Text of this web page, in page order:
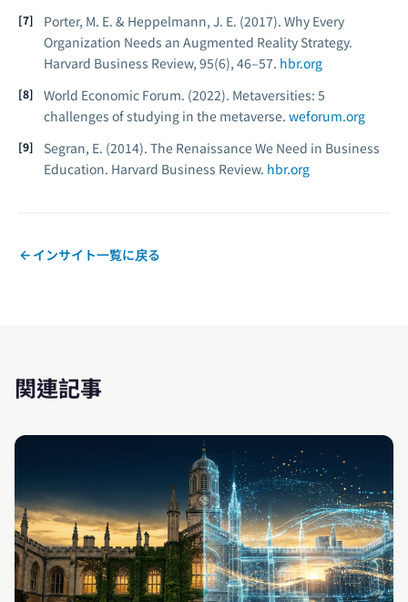
Porter, M. E. & Heppelmann, J. E. (2017). Why Every
Organization Needs an Augmented Reality Strategy.
Harvard Business Review, 95(6), 46–57. hbr.org
World Economic Forum. (2022). Metaversities: 5
challenges of studying in the metaverse. weforum.org
Segran, E. (2014). The Renaissance We Need in Business
Education. Harvard Business Review. hbr.org
インサイト一覧に戻る
関連記事